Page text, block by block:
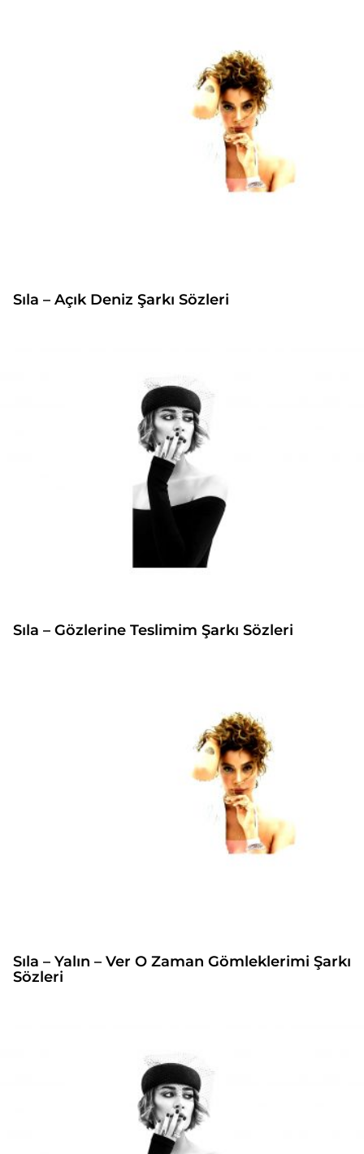
Sıla – Açık Deniz Şarkı Sözleri
Sıla – Gözlerine Teslimim Şarkı Sözleri
Sıla – Yalın – Ver O Zaman Gömleklerimi Şarkı
Sözleri